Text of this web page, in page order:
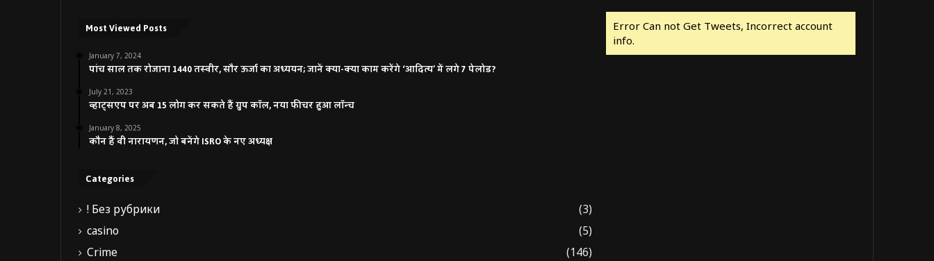
Most Viewed Posts
January 7, 2024
पांच साल तक रोजाना 1440 तस्वीर, सौर ऊर्जा का अध्ययन; जानें क्या-क्या काम करेंगे ‘आदित्य’ में लगे 7 पेलोड?
July 21, 2023
व्हाट्सएप पर अब 15 लोग कर सकते हैं ग्रुप कॉल, नया फीचर हुआ लॉन्च
January 8, 2025
कौन हैं वी नारायणन, जो बनेंगे ISRO के नए अध्यक्ष
Categories
! Без рубрики
(3)
casino
(5)
Crime
(146)
Error Can not Get Tweets, Incorrect account
info.